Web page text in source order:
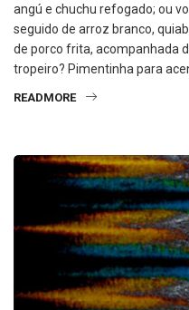
angú e chuchu refogado; ou
seguido de arroz branco,
de porco frita, acompanhada
tropeiro? Pimentinha para
READMORE